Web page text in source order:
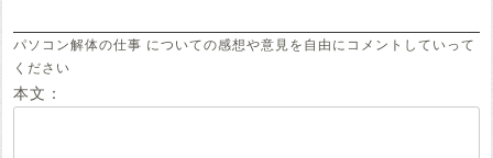
パソコン解体の仕事 についての感想や意見を自由にコメントしていって
ください
本文：